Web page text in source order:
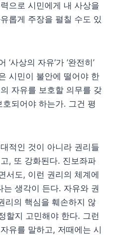
으로 시민에게 내 사상을
롭게 주장을 펼칠 수도 있
사상의 자유’가 ‘완전히’
시민이 불안에 떨어야 한
자유를 보호할 의무를 갖
되어야 하는가. 그건 평
적인 것이 아니라 권리들
, 또 강화된다. 진보좌파
서도, 이런 권리의 체계에
는 생각이 든다. 자유와 권
리의 핵심을 훼손하지 않
할지 고민해야 한다. 그런
유를 말하고, 저때에는 시